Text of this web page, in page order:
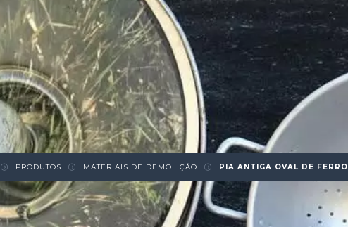
PRODUTOS MATERIAIS DE DEMOLIÇÃO PIA ANTIGA OVAL DE FERRO